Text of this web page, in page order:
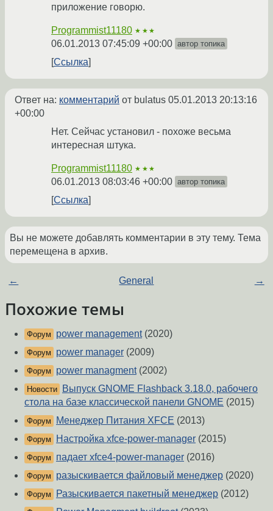
приложение говорю.
Programmist11180 ★★★
06.01.2013 07:45:09 +00:00 автор топика
Ссылка
Ответ на: комментарий от bulatus 05.01.2013 20:13:16
+00:00
Нет. Сейчас установил - похоже весьма
интересная штука.
Programmist11180 ★★★
06.01.2013 08:03:46 +00:00 автор топика
Ссылка
Вы не можете добавлять комментарии в эту тему. Тема
перемещена в архив.
← General →
Похожие темы
Форум power management(2020)
Форум power manager (2009)
Форум power managment(2002)
Новости
Выпуск GNOME Flashback 3.18.0, рабочего
стола на базе классической панели GNOME (2015)
Форум Менеджер Питания XFCE (2013)
Форум Настройка xfce-power-manager (2015)
Форум падает xfce4-power-manager (2016)
Форум разыскивается файловый менеджер (2020)
Форум Разыскивается пакетный менеджер (2012)